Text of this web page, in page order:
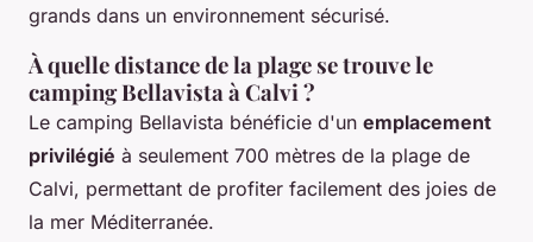
grands dans un environnement sécurisé.
À quelle distance de la plage se trouve le
camping Bellavista à Calvi ?
Le camping Bellavista bénéficie d'un emplacement
privilégié à seulement 700 mètres de la plage de
Calvi, permettant de profiter facilement des joies de
la mer Méditerranée.